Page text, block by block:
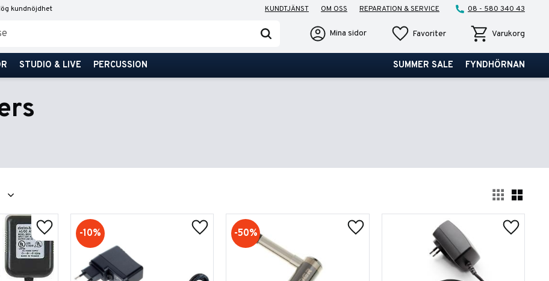
kundnöjdhet KUNDTJÄNST OM OSS REPARATION & SERVICE 08 - 580 340 43
Mina sidor FavoriterFavoriter KundvagnVarukorg
STUDIO & LIVE PERCUSSION SUMMER SALE FYNDHÖRNAN
Lägg till i favoriter
10% Lägg till i favoriter
50% Lägg till i favoriter Lägg till